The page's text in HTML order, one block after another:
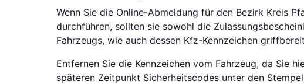
Wenn Sie die Online-Abmeldung für den Bezirk Kreis
durchführen, sollten sie sowohl die
Fahrzeugs, wie auch dessen Kfz-Kennzeichen
Entfernen Sie die Kennzeichen vom Fahrzeug, da Sie
späteren Zeitpunkt Sicherheitscodes unter den